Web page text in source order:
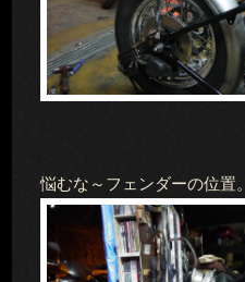
悩むな～フェンダーの位置。